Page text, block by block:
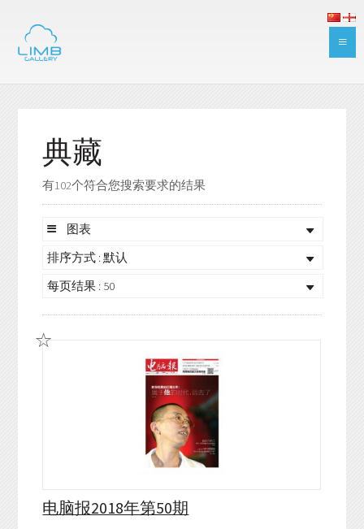
典藏
有102个符合您搜索要求的结果
图表
排序方式 : 默认
每页结果 : 50
电脑报2018年第50期